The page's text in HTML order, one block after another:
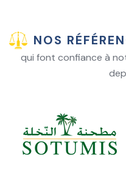
NOS
qui font confiance à